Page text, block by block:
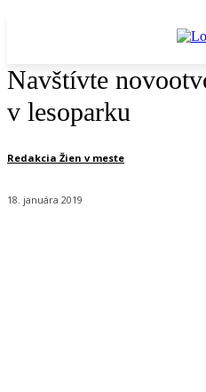
Navštívte
v lesoparku
Redakcia Žien v meste
18. januára 2019